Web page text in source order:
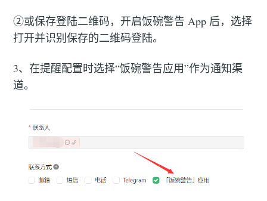
②或保存登陆二维码，开启饭碗警告 App 后，选择
打开并识别保存的二维码登陆。
3、在提醒配置时选择“饭碗警告应用”作为通知渠
道。